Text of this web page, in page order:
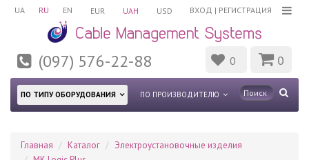
UA RU EN ВХОД | РЕГИСТРАЦИЯ
EUR UAH USD
(097) 576-22-88 0 0
ПО ТИПУ ОБОРУДОВАНИЯ ПО ПРОИЗВОДИТЕЛЮ
Главная Каталог
Электроустановочные изделия